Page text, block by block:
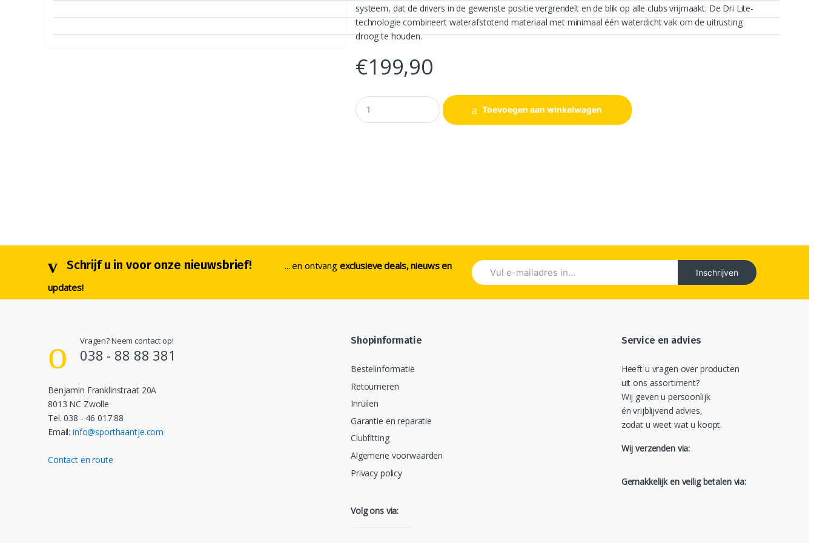
systeem, dat de drivers in de gewenste positie vergrendelt en de blik op alle clubs vrijmaakt. De Dri Lite-
technologie combineert waterafstotend materiaal met minimaal één waterdicht vak om de uitrusting
droog te houden.
€199,90
A
a
n
Toevoegen aan winkelwagen
Schrijf u in voor onze nieuwsbrief! ... en ontvang exclusieve deals, nieuws en
updates!
Inschrijven
Vragen? Neem contact op!
038 - 88 88 381
Benjamin Franklinstraat 20A
8013 NC Zwolle
Tel. 038 - 46 017 88
Email:info@sporthaantje.com
Contact en route
Shopinformatie
Bestelinformatie
Retourneren
Inruilen
Garantie en reparatie
Clubfitting
Algemene voorwaarden
Privacy policy
Volg ons via:
Service en advies
Heeft u vragen over producten
uit ons assortiment?
Wij geven u persoonlijk
én vrijblijvend advies,
zodat u weet wat u koopt.
Wij verzenden via:
Gemakkelijk en veilig betalen via: